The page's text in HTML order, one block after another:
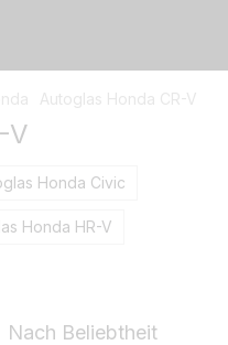
Autoglas Honda CR-V
V
Honda Civic
Honda HR-V
Nach Beliebtheit